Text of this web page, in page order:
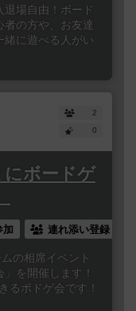
場自由！ボード
の方や、お友達
緒に遊べる人がい
2
0
にボードゲ
加 連れ添い登録
の相席イベント
を開催します！
るボドゲ会です！